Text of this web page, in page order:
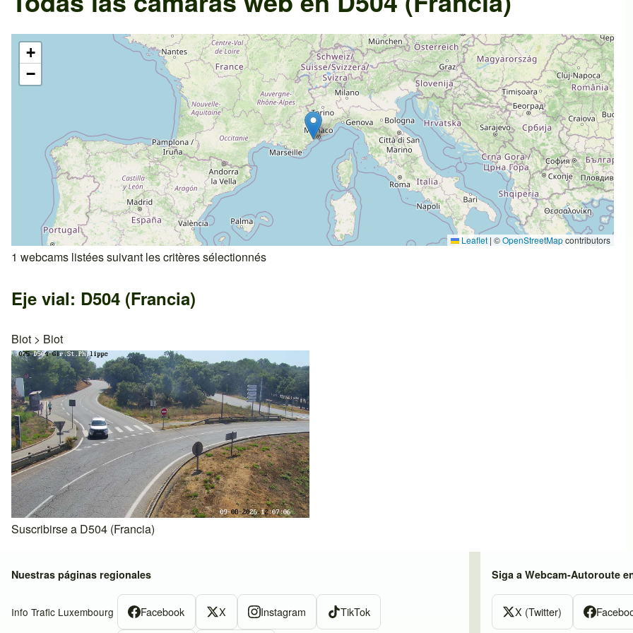
+
−
Leaflet | ©OpenStreetMapcontributors
1 webcams listées suivant les critères sélectionnés
Eje vial: D504 (Francia)
Biot > Biot
Suscribirse a D504 (Francia)
Nuestras páginas regionales
Info Trafic Luxembourg Facebook X Instagram TikTok
Siga a Webcam-Autoroute
X (Twitter)